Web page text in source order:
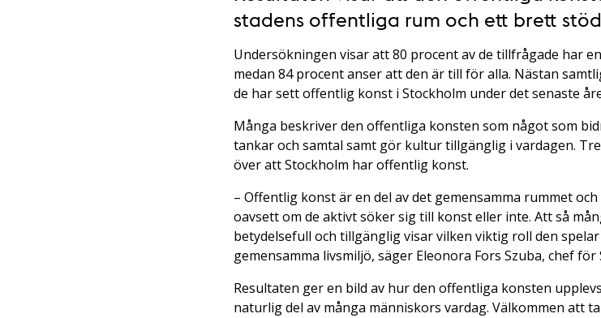
stadens offentliga rum och ett brett
Undersökningen visar att 80 procent av de tillfrågade har
medan 84 procent anser att den är till för alla. Nästan
de har sett offentlig konst i Stockholm under det senaste
Många beskriver den offentliga konsten som något som
tankar och samtal samt gör kultur tillgänglig i vardagen.
över att Stockholm har offentlig konst.
– Offentlig konst är en del av det gemensamma rummet
oavsett om de aktivt söker sig till konst eller inte. Att så
betydelsefull och tillgänglig visar vilken viktig roll den
gemensamma livsmiljö, säger Eleonora Fors Szuba, chef
Resultaten ger en bild av hur den offentliga konsten
naturlig del av många människors vardag. Välkommen att